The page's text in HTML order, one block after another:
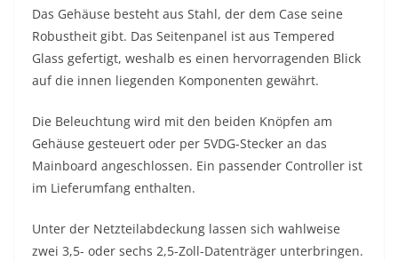
Das Gehäuse besteht aus Stahl, der dem Case seine
Robustheit gibt. Das Seitenpanel ist aus Tempered
Glass gefertigt, weshalb es einen hervorragenden Blick
auf die innen liegenden Komponenten gewährt.
Die Beleuchtung wird mit den beiden Knöpfen am
Gehäuse gesteuert oder per 5VDG-Stecker an das
Mainboard angeschlossen. Ein passender Controller ist
im Lieferumfang enthalten.
Unter der Netzteilabdeckung lassen sich wahlweise
zwei 3,5- oder sechs 2,5-Zoll-Datenträger unterbringen.